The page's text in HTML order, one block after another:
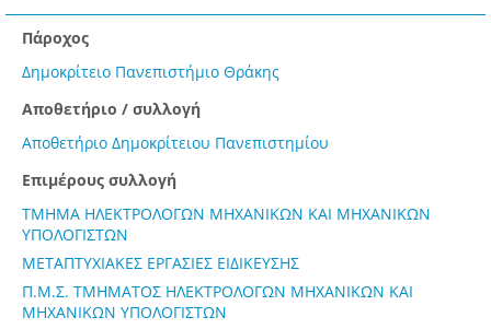
Πάροχος
Δημοκρίτειο Πανεπιστήμιο Θράκης
Αποθετήριο / συλλογή
Αποθετήριο Δημοκρίτειου Πανεπιστημίου
Επιμέρους συλλογή
ΤΜΗΜΑ ΗΛΕΚΤΡΟΛΟΓΩΝ ΜΗΧΑΝΙΚΩΝ ΚΑΙ ΜΗΧΑΝΙΚΩΝ
ΥΠΟΛΟΓΙΣΤΩΝ
ΜΕΤΑΠΤΥΧΙΑΚΕΣ ΕΡΓΑΣΙΕΣ ΕΙΔΙΚΕΥΣΗΣ
Π.Μ.Σ. ΤΜΗΜΑΤΟΣ ΗΛΕΚΤΡΟΛΟΓΩΝ ΜΗΧΑΝΙΚΩΝ ΚΑΙ
ΜΗΧΑΝΙΚΩΝ ΥΠΟΛΟΓΙΣΤΩΝ